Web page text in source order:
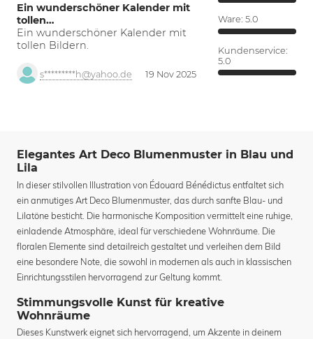
Ein wunderschöner Kalender mit
tollen…
Ein wunderschöner Kalender mit
tollen Bildern.
s*********h@yahoo.de 19 Nov 2025
Ware: 5.0
Kundenservice:
5.0
Elegantes Art Deco Blumenmuster in Blau und
Lila
In dieser stilvollen Illustration von Édouard Bénédictus entfaltet sich
ein anmutiges Art Deco Blumenmuster, das durch sanfte Blau- und
Lilatöne besticht. Die harmonische Komposition vermittelt eine ruhige,
einladende Atmosphäre, ideal für verschiedene Wohnräume. Die
floralen Elemente sind detailreich gestaltet und verleihen dem Bild
eine besondere Note, die sowohl in modernen als auch in klassischen
Einrichtungsstilen hervorragend zur Geltung kommt.
Stimmungsvolle Kunst für kreative
Wohnräume
Dieses Kunstwerk eignet sich hervorragend, um Akzente in deinem